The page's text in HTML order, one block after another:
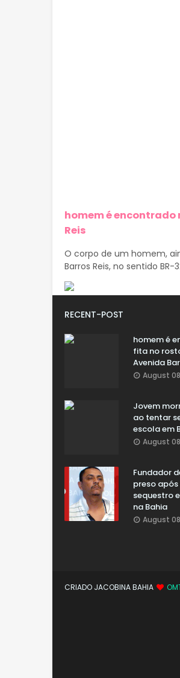
homem é
Reis
O corpo de um homem,
Barros Reis, no sentido BR-
RECENT-POST
homem é
fita no
Avenida
August
Jovem
ao tentar
escola em
August
Fundador
preso
sequestro
na Bahia
August
CRIADO JACOBINA BAHIA